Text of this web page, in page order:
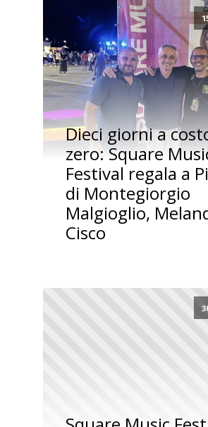
Dieci giorni a
zero: Square
Festival regala a
di Montegiorgio
Malgioglio,
Cisco